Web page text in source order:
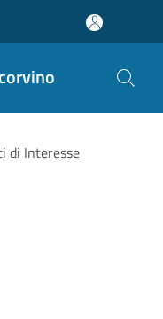
di Interesse